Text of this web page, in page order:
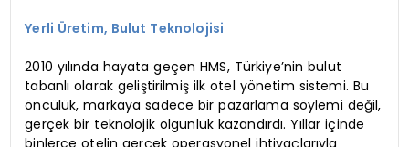
Yerli Üretim, Bulut Teknolojisi
2010 yılında hayata geçen HMS, Türkiye’nin bulut
tabanlı olarak geliştirilmiş ilk otel yönetim sistemi. Bu
öncülük, markaya sadece bir pazarlama söylemi değil,
gerçek bir teknolojik olgunluk kazandırdı. Yıllar içinde
binlerce otelin gerçek operasyonel ihtiyaçlarıyla